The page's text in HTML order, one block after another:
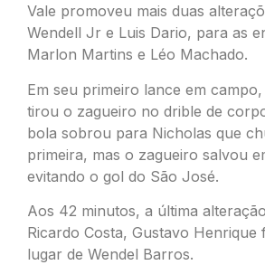
Vale promoveu mais duas
Wendell Jr e Luis Dario, para as
Marlon Martins e Léo Machado.
Em seu primeiro lance em
tirou o zagueiro no drible de
bola sobrou para Nicholas que
primeira, mas o zagueiro salvou
evitando o gol do São José.
Aos 42 minutos, a última
Ricardo Costa, Gustavo Henrique
lugar de Wendel Barros.